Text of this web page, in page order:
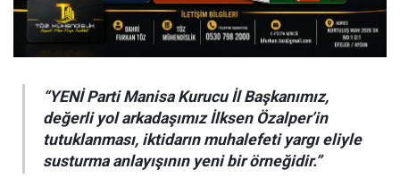
“YENİ Parti Manisa Kurucu İl Başkanımız,
değerli yol arkadaşımız İlksen Özalper’in
tutuklanması, iktidarın muhalefeti yargı eliyle
susturma anlayışının yeni bir örneğidir.”